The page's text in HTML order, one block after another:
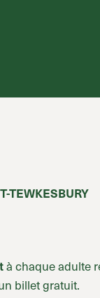
TEWKESBURY
à chaque adulte
billet gratuit.